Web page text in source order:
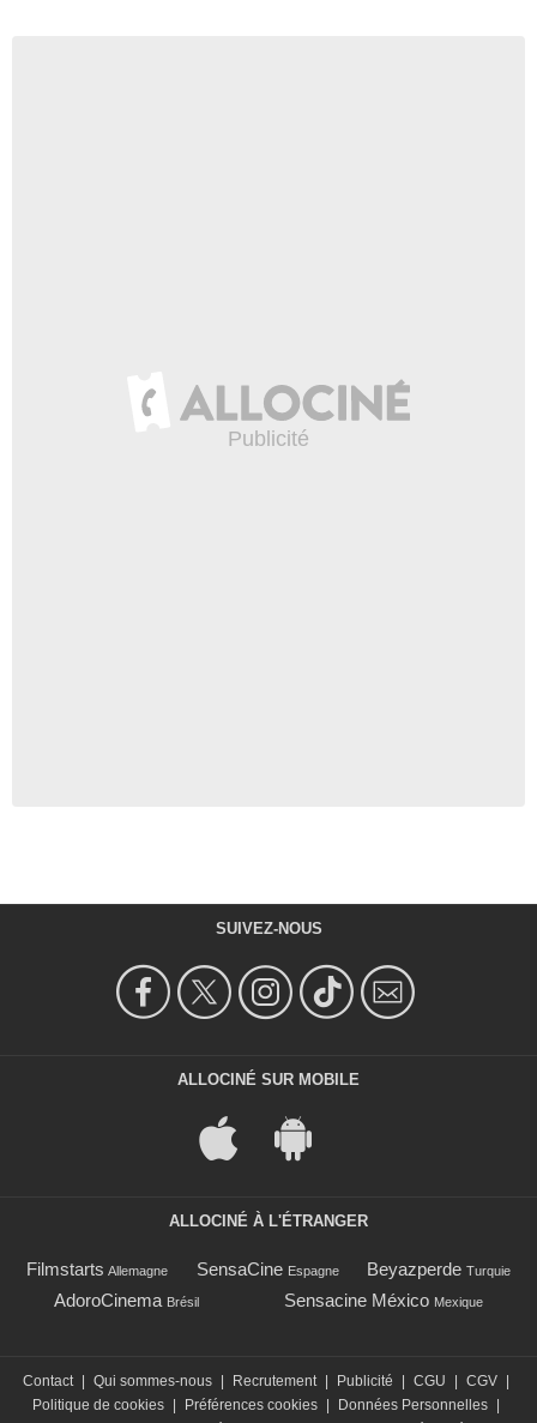
SUIVEZ-NOUS
ALLOCINÉ SUR MOBILE
ALLOCINÉ À L'ÉTRANGER
Filmstarts Allemagne SensaCine Espagne Beyazperde Turquie
AdoroCinema Brésil Sensacine México Mexique
Contact Qui sommes-nous Recrutement Publicité CGU CGV
Politique de cookies
Préférences cookies Données Personnelles